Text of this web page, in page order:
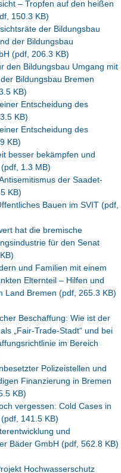
– Tropfen auf den heißen
150.3 KB)
der Bildungsbau
der Bildungsbau
(pdf, 206.3 KB)
den Bildungsbau Umgang mit
Bildungsbau Bremen
KB)
Entscheidung des
KB)
Entscheidung des
KB)
besser bekämpfen und
(pdf, 1.3 MB)
der Saadet-
KB)
Bauen im SVIT (pdf,
hat die bremische
für den Senat
und Familien mit einem
Elternteil – Hilfen und
Land Bremen (pdf, 265.3 KB)
Beschaffung: Wie ist der
„Fair-Trade-Stadt“ und bei
im Bereich
Polizeistellen und
Finanzierung in Bremen
KB)
vergessen: Cold Cases in
(pdf, 141.5 KB)
und
Bäder GmbH (pdf, 562.8 KB)
Hochwasserschutz